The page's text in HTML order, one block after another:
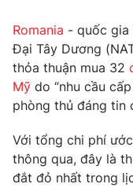
Thị trường
Góc doanh nghiệp
Truyền hình
Phim VTV
Hậu trường
Nhân vật
Khán giả
Giải trí
Âm nhạc
Đời sống
Du lịch
Giáo dục
Romania - quốc gia
Đại Tây Dương
thỏa thuận mua 32
Mỹ do “nhu cầu
phòng thủ đáng tin
Với tổng chi phí
thông qua, đây là
đắt đỏ nhất trong